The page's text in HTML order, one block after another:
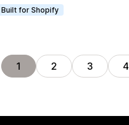
Built for Shopify
1 2 3 4